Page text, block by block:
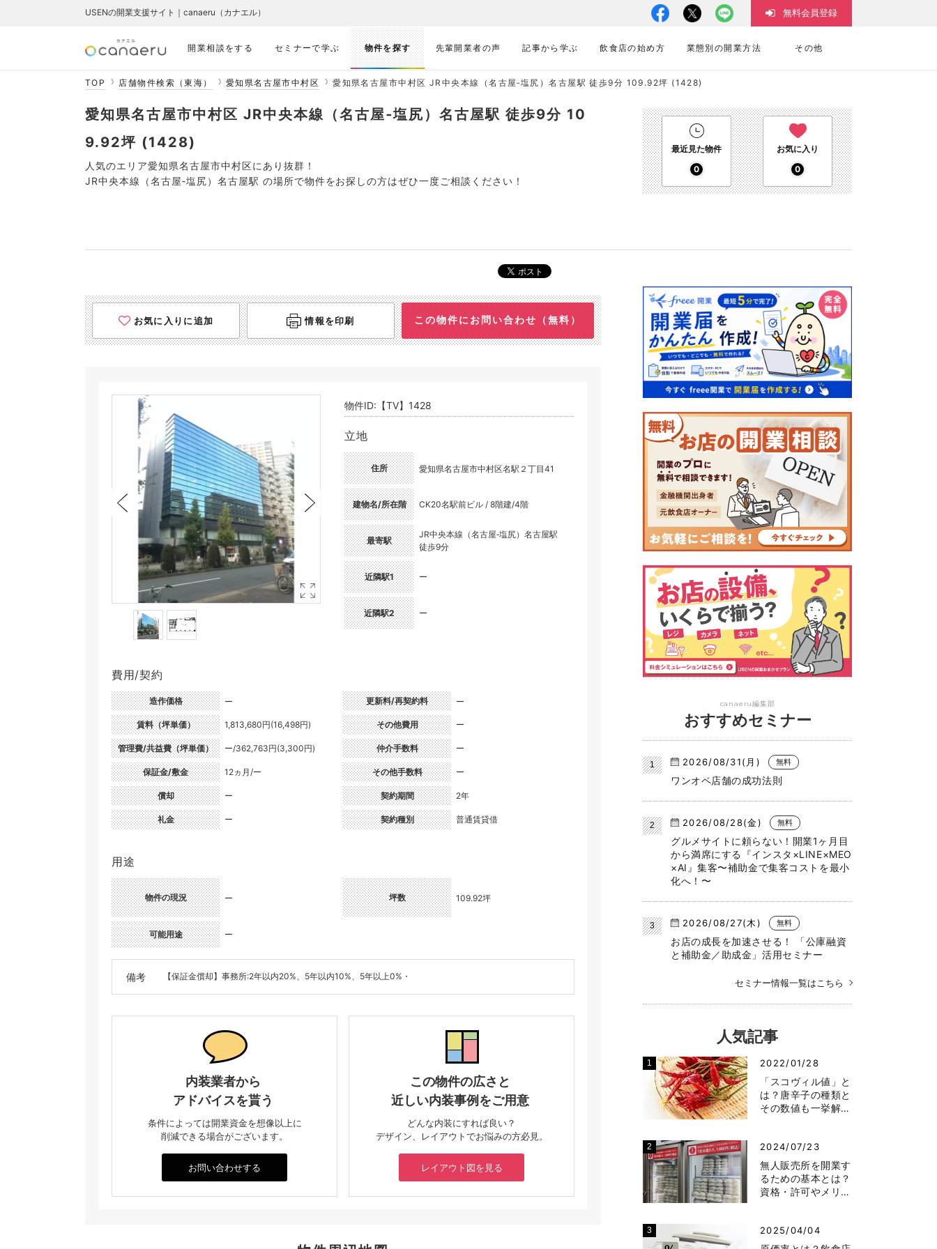
開業相談をする セミナーで学ぶ 物件を探す 先輩開業者の声 記事から学ぶ 飲食店の始め方 業態別の開業方法 その他
USENの開業支援サイト｜canaeru（カナエル） 無料会員登録
TOP 店舗物件検索（東海） 愛知県名古屋市中村区 愛知県名古屋市中村区 JR中央本線（名古屋‐塩尻）名古屋駅 徒歩9分 109.92坪 (1428)
愛知県名古屋市中村区 JR中央本線（名古屋‐塩尻）名古屋駅 徒歩9分 10
9.92坪 (1428)
人気のエリア愛知県名古屋市中村区にあり抜群！
JR中央本線（名古屋‐塩尻）名古屋駅 の場所で物件をお探しの方はぜひ一度ご相談ください！
最近見た物件
0
お気に入り
0
お気に入りに追加 情報を印刷 この物件にお問い合わせ（無料）
物件ID:【TV】1428
立地
住所 愛知県名古屋市中村区名駅２丁目41
建物名/所在階 CK20名駅前ビル / 8階建/4階
最寄駅
JR中央本線（名古屋‐塩尻）名古屋駅
徒歩9分
近隣駅1 ー
近隣駅2 ー
費用/契約
造作価格 ー
賃料（坪単価） 1,813,680円(16,498円)
管理費/共益費（坪単価） ー/362,763円(3,300円)
保証金/敷金 12ヵ月/ー
償却 ー
礼金 ー
更新料/再契約料 ー
その他費用 ー
仲介手数料 ー
その他手数料 ー
契約期間 2年
契約種別 普通賃貸借
用途
物件の現況 ー
可能用途 ー
坪数 109.92坪
備考 【保証金償却】事務所:2年以内20%、5年以内10%、5年以上0%・
内装業者から
アドバイスを貰う
条件によっては開業資金を想像以上に
削減できる場合がございます。
お問い合わせする
この物件の広さと
近しい内装事例をご用意
どんな内装にすれば良い？
デザイン、レイアウトでお悩みの方必見。
レイアウト図を見る
canaeru編集部
おすすめセミナー
2026/08/31(月) 無料
ワンオペ店舗の成功法則
2026/08/28(金) 無料
グルメサイトに頼らない！開業1ヶ月目
から満席にする『インスタ×LINE×MEO
×AI』集客〜補助金で集客コストを最小
化へ！〜
2026/08/27(木) 無料
お店の成長を加速させる！ 「公庫融資
と補助金／助成金」活用セミナー
セミナー情報一覧はこちら
人気記事
2022/01/28
「スコヴィル値」と
は？唐辛子の種類と
その数値も一挙解…
2024/07/23
無人販売所を開業す
るための基本とは？
資格・許可やメリ…
2025/04/04